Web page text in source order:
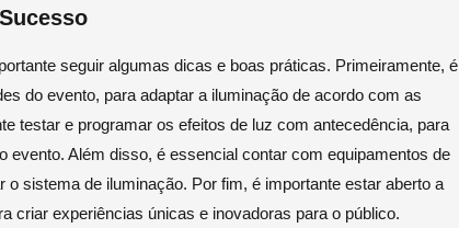
seguir algumas dicas e boas práticas. Primeiramente, é
do evento, para adaptar a iluminação de acordo com as
testar e programar os efeitos de luz com antecedência, para
evento. Além disso, é essencial contar com equipamentos de
sistema de iluminação. Por fim, é importante estar aberto a
criar experiências únicas e inovadoras para o público.